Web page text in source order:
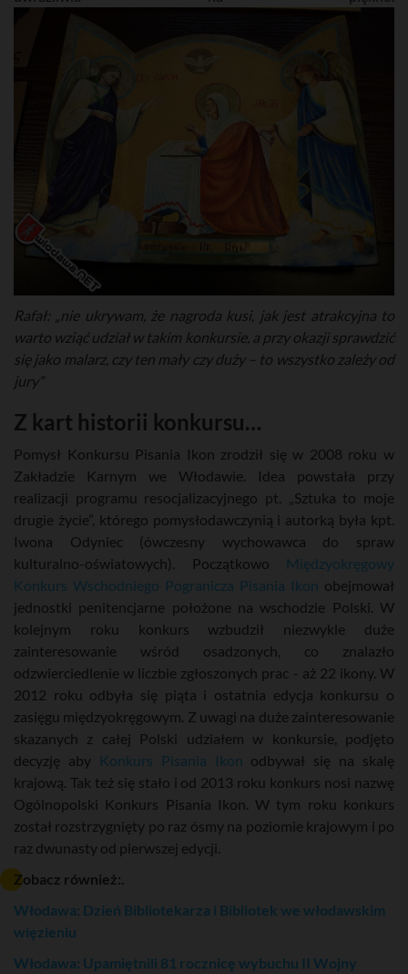
Rafał: „nie ukrywam, że nagroda kusi, jak jest atrakcyjna to
warto wziąć udział w takim konkursie, a przy okazji sprawdzić
się jako malarz, czy ten mały czy duży – to wszystko zależy od
jury”
Z kart historii konkursu…
Pomysł Konkursu Pisania Ikon zrodził się w 2008 roku w
Zakładzie Karnym we Włodawie. Idea powstała przy
realizacji programu resocjalizacyjnego pt. „Sztuka to moje
drugie życie”, którego pomysłodawczynią i autorką była kpt.
Iwona Odyniec (ówczesny wychowawca do spraw
kulturalno-oświatowych). Początkowo
Międzyokręgowy
Konkurs Wschodniego Pogranicza Pisania Ikon obejmował
jednostki penitencjarne położone na wschodzie Polski. W
kolejnym roku konkurs wzbudził niezwykle duże
zainteresowanie wśród osadzonych, co znalazło
odzwierciedlenie w liczbie zgłoszonych prac - aż 22 ikony. W
2012 roku odbyła się piąta i ostatnia edycja konkursu o
zasięgu międzyokręgowym. Z uwagi na duże zainteresowanie
skazanych z całej Polski udziałem w konkursie, podjęto
decyzję aby Konkurs Pisania Ikon odbywał się na skalę
krajową. Tak też się stało i od 2013 roku konkurs nosi nazwę
Ogólnopolski Konkurs Pisania Ikon. W tym roku konkurs
został rozstrzygnięty po raz ósmy na poziomie krajowym i po
raz dwunasty od pierwszej edycji.
Zobacz również:.
Włodawa: Dzień Bibliotekarza i Bibliotek we włodawskim
więzieniu
Włodawa: Upamiętnili 81 rocznicę wybuchu II Wojny